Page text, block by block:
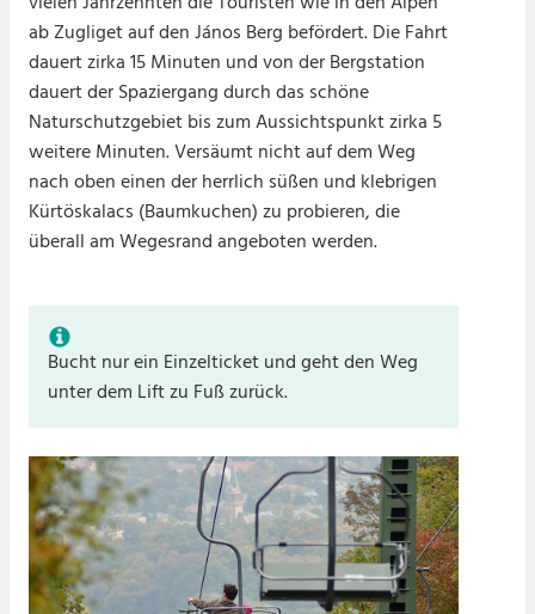
ab Zugliget auf den János Berg befördert. Die Fahrt
dauert zirka 15 Minuten und von der Bergstation
dauert der Spaziergang durch das schöne
Naturschutzgebiet bis zum Aussichtspunkt zirka 5
weitere Minuten. Versäumt nicht auf dem Weg
nach oben einen der herrlich süßen und klebrigen
Kürtöskalacs (Baumkuchen) zu probieren, die
überall am Wegesrand angeboten werden.
Bucht nur ein Einzelticket und geht den Weg
unter dem Lift zu Fuß zurück.